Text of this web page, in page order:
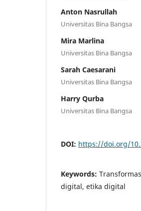
Anton Nasrullah
Universitas Bina Bangsa
Mira Marlina
Universitas Bina Bangsa
Sarah Caesarani
Universitas Bina Bangsa
Harry Qurba
Universitas Bina Bangsa
DOI: https://doi.org/
Keywords:
digital, etika digital